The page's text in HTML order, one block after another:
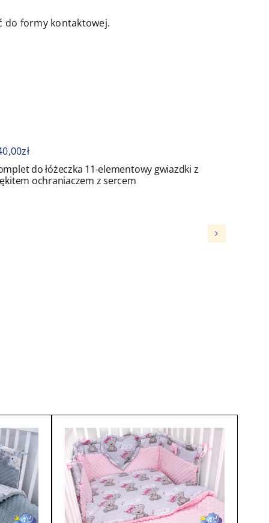
do formy kontaktowej.
11-elementowy gwiazdki z
z sercem
Komplet do łóżeczka